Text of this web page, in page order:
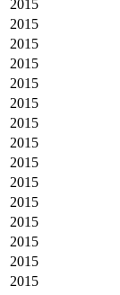
2015
2015
2015
2015
2015
2015
2015
2015
2015
2015
2015
2015
2015
2015
2015